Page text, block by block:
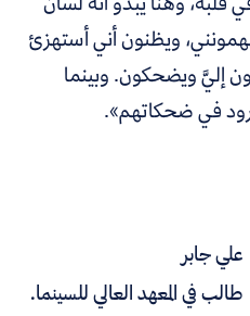
علي جابر
طالب في المعهد العالي للسينما.
ويظنون أني أستهزئ
إليَّ ويضحكون. وبينما
في ضحكاتهم».